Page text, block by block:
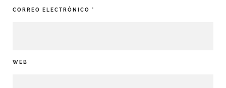
CORREO ELECTRÓNICO *
WEB